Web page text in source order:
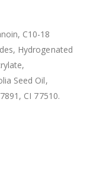
C10-18
Hydrogenated
Seed Oil,
CI 77510.